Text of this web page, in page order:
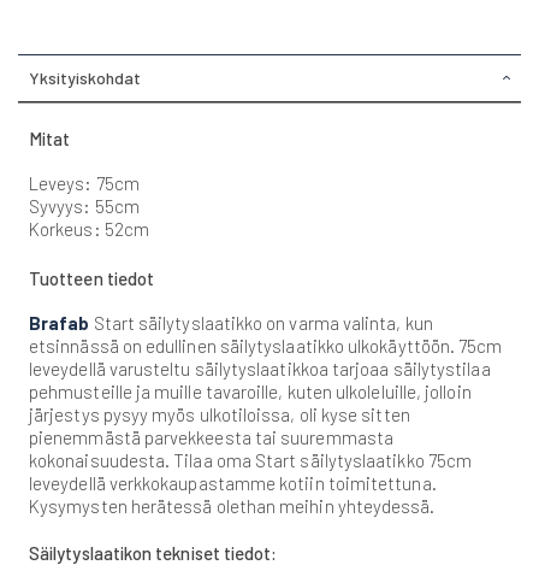
Yksityiskohdat
Mitat
Leveys: 75cm
Syvyys: 55cm
Korkeus: 52cm
Tuotteen tiedot
Brafab Start säilytyslaatikko on varma valinta, kun
etsinnässä on edullinen säilytyslaatikko ulkokäyttöön. 75cm
leveydellä varusteltu säilytyslaatikkoa tarjoaa säilytystilaa
pehmusteille ja muille tavaroille, kuten ulkoleluille, jolloin
järjestys pysyy myös ulkotiloissa, oli kyse sitten
pienemmästä parvekkeesta tai suuremmasta
kokonaisuudesta. Tilaa oma Start säilytyslaatikko 75cm
leveydellä verkkokaupastamme kotiin toimitettuna.
Kysymysten herätessä olethan meihin yhteydessä.
Säilytyslaatikon tekniset tiedot: